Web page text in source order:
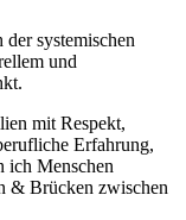
systemischen
und
mit Respekt,
Erfahrung,
ich Menschen
& Brücken zwischen